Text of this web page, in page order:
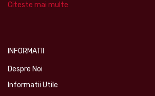
Citeste mai multe
INFORMATII
Despre Noi
Informatii Utile